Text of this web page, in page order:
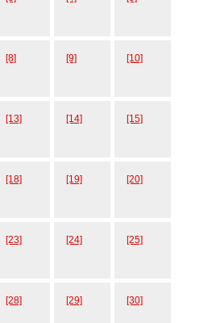
[8] [9] [10]
[13] [14] [15]
[18] [19] [20]
[23] [24] [25]
[28] [29] [30]